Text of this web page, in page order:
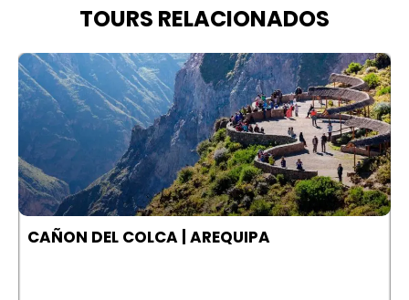
TOURS RELACIONADOS
CAÑON DEL COLCA | AREQUIPA